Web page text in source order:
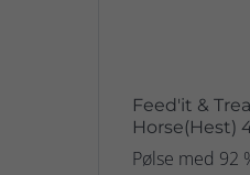
Feed'it &
Horse(Hest)
Pølse med 92